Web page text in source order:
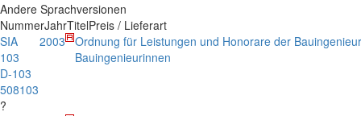
Andere Sprachversionen
NummerJahrTitelPreis / Lieferart
SIA
103
D-103
508103
?
2003
Ordnung für Leistungen und Honorare der
Bauingenieurinnen